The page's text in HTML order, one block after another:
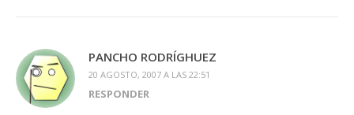
PANCHO RODRÍGHUEZ
20 AGOSTO, 2007 A LAS 22:51
RESPONDER